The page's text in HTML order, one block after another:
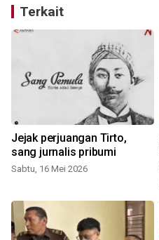
Terkait
Jejak perjuangan Tirto,
sang jurnalis pribumi
Sabtu, 16 Mei 2026